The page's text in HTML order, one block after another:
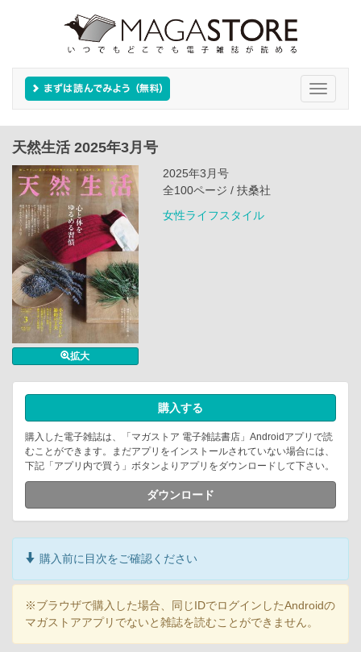
Toggle
天然生活 2025年3月号
拡大
2025年3月号
全100ページ / 扶桑社
女性ライフスタイル
購入する
購入した電子雑誌は、「マガストア 電子雑誌書店」Androidアプリで読
むことができます。まだアプリをインストールされていない場合には、
下記「アプリ内で買う」ボタンよりアプリをダウンロードして下さい。
ダウンロード
購入前に目次をご確認ください
※ブラウザで購入した場合、同じIDでログインしたAndroidの
マガストアアプリでないと雑誌を読むことができません。